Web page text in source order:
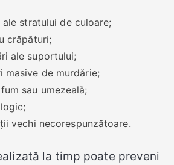
stratului de culoare;
crăpături;
ale suportului;
masive de murdărie;
sau umezeală;
vechi necorespunzătoare.
la timp poate preveni